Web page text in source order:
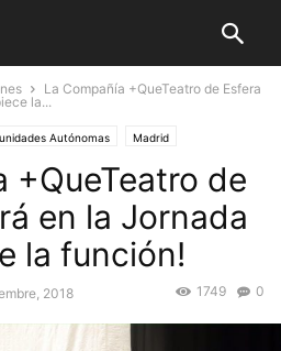
La Compañía +QueTeatro de Esfera
la...
Autónomas Madrid
+QueTeatro de
en la Jornada
la función!
2018 0
1749